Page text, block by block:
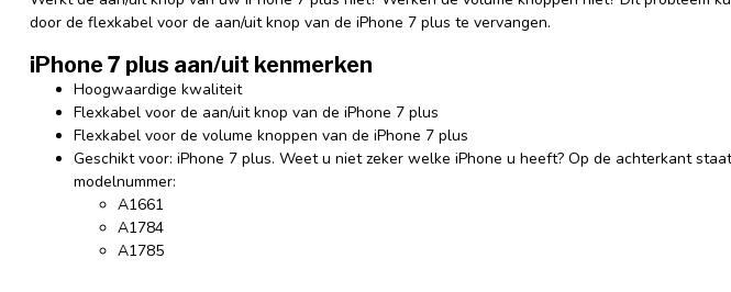
door de flexkabel voor de aan/uit knop van de iPhone 7 plus te vervangen.
iPhone 7 plus aan/uit kenmerken
Hoogwaardige kwaliteit
Flexkabel voor de aan/uit knop van de iPhone 7 plus
Flexkabel voor de volume knoppen van de iPhone 7 plus
Geschikt voor: iPhone 7 plus. Weet u niet zeker welke iPhone u heeft? Op de achterkant
modelnummer:
A1661
A1784
A1785